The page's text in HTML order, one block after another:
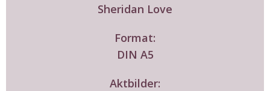
Sheridan Love
Format:
DIN A5
Aktbilder: